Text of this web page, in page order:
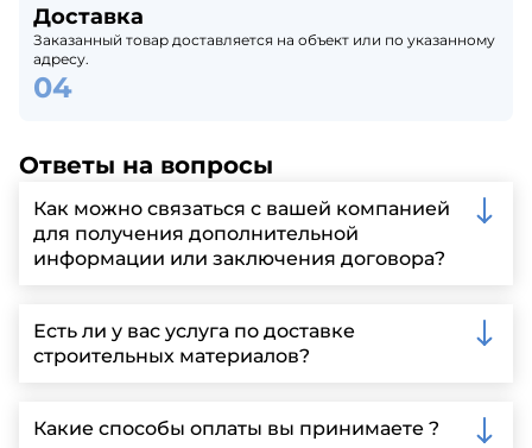
Доставка
Заказанный товар доставляется на объект или по указанному
адресу.
Ответы на вопросы
Как можно связаться с вашей компанией
для получения дополнительной
информации или заключения договора?
запрос через нашу официальную почту или
заполнить форму на нашем сайте для более
детальной информации и организации встречи.
Есть ли у вас услуга по доставке
строительных материалов?
Ленинградской области, у нас собственный
автопарк, для обеспечения быстрой и надежной
Какие способы оплаты вы принимаете ?